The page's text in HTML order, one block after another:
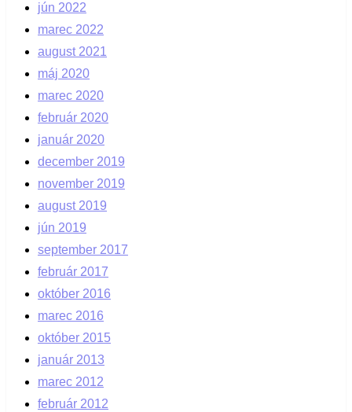
jún 2022
marec 2022
august 2021
máj 2020
marec 2020
február 2020
január 2020
december 2019
november 2019
august 2019
jún 2019
september 2017
február 2017
október 2016
marec 2016
október 2015
január 2013
marec 2012
február 2012